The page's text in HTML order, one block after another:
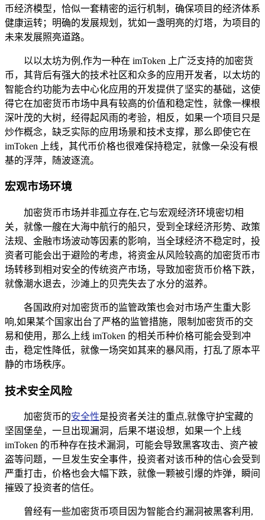
币经济模型，恰似一套精密的运行机制，确保项目的经济体系
健康运转；明确的发展规划，犹如一盏明亮的灯塔，为项目的
未来发展照亮道路。
以以太坊为例,作为一种在 imToken 上广泛支持的加密货
币，其背后有强大的技术社区和众多的应用开发者，以太坊的
智能合约功能为去中心化应用的开发提供了坚实的基础，这使
得它在加密货币市场中具有较高的价值和稳定性，就像一棵根
深叶茂的大树，经得起风雨的考验，相反，如果一个项目只是
炒作概念，缺乏实际的应用场景和技术支撑，那么即使它在
imToken 上线，其代币价格也很难保持稳定，就像一朵没有根
基的浮萍，随波逐流。
宏观市场环境
加密货币市场并非孤立存在,它与宏观经济环境密切相
关，就像一艘在大海中航行的船只，受到全球经济形势、政策
法规、金融市场波动等因素的影响，当全球经济不稳定时，投
资者可能会出于避险的考虑，将资金从风险较高的加密货币市
场转移到相对安全的传统资产市场，导致加密货币价格下跌，
就像潮水退去，沙滩上的贝壳失去了水分的滋养。
各国政府对加密货币的监管政策也会对市场产生重大影
响,如果某个国家出台了严格的监管措施，限制加密货币的交
易和使用，那么上线 imToken 的相关币种价格可能会受到冲
击，稳定性降低，就像一场突如其来的暴风雨，打乱了原本平
静的市场秩序。
技术安全风险
加密货币的安全性是投资者关注的重点,就像守护宝藏的
坚固堡垒，一旦出现漏洞，后果不堪设想，如果一个上线
imToken 的币种存在技术漏洞，可能会导致黑客攻击、资产被
盗等问题，一旦发生安全事件，投资者对该币种的信心会受到
严重打击，价格也会大幅下跌，就像一颗被引爆的炸弹，瞬间
摧毁了投资者的信任。
曾经有一些加密货币项目因为智能合约漏洞被黑客利用,